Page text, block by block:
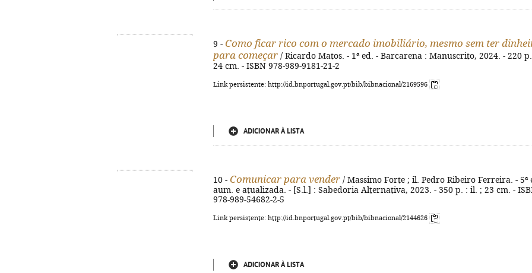
9 - Como ficar rico com o mercado imobiliário, mesmo sem ter
para começar / Ricardo Matos. - 1ª ed. - Barcarena : Manuscrito, 2024. - 220
24 cm. - ISBN 978-989-9181-21-2
Link persistente: http://id.bnportugal.gov.pt/bib/bibnacional/2169596
ADICIONAR À LISTA
10 - Comunicar para vender / Massimo Forte ; il. Pedro Ribeiro Ferreira. - 5ª
aum. e atualizada. - [S.l.] : Sabedoria Alternativa, 2023. - 350 p. : il. ; 23 cm. -
978-989-54682-2-5
Link persistente: http://id.bnportugal.gov.pt/bib/bibnacional/2144626
ADICIONAR À LISTA